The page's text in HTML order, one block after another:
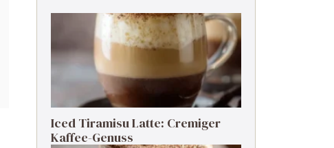
Iced Tiramisu Latte: Cremiger
Kaffee-Genuss